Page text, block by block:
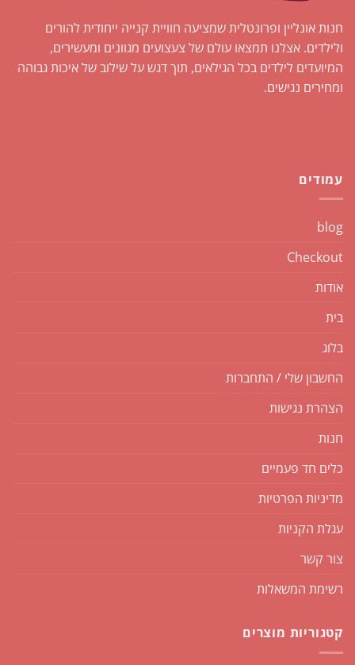
חנות אונליין ופרונטלית שמציעה חוויית קנייה ייחודית להורים
ולילדים. אצלנו תמצאו עולם של צעצועים מגוונים ומעשירים,
המיועדים לילדים בכל הגילאים, תוך דגש על שילוב של איכות גבוהה
ומחירים נגישים.
עמודים
blog
Checkout
אודות
בית
בלוג
החשבון שלי / התחברות
הצהרת נגישות
חנות
כלים חד פעמיים
מדיניות הפרטיות
עגלת הקניות
צור קשר
רשימת המשאלות
קטגוריות מוצרים